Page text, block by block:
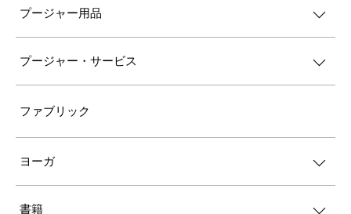
プージャー用品
プージャー・サービス
ファブリック
ヨーガ
書籍